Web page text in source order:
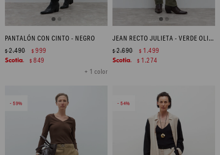
PANTALÓN CON CINTO - NEGRO
+ 1 color
$2.490 $ 999
$ 849
JEAN RECTO JULIETA - VERDE OLIVA
$2.690 $ 1.499
$ 1.274
59 54